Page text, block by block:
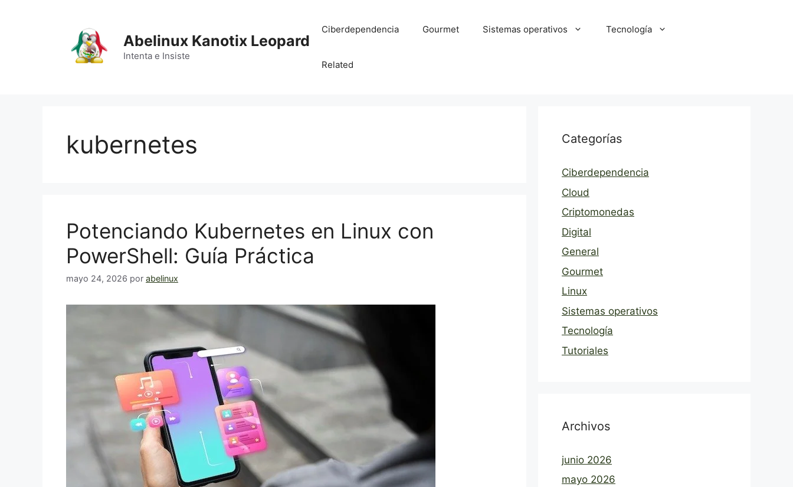
Abelinux Kanotix Leopard
Intenta e Insiste
Ciberdependencia Gourmet Sistemas operativos Tecnología
Related
kubernetes
Potenciando Kubernetes en Linux con
PowerShell: Guía Práctica
mayo 24, 2026 por abelinux
Categorías
Ciberdependencia
Cloud
Criptomonedas
Digital
General
Gourmet
Linux
Sistemas operativos
Tecnología
Tutoriales
Archivos
junio 2026
mayo 2026